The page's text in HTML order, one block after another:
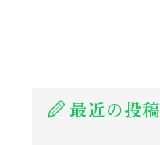
最近の投稿